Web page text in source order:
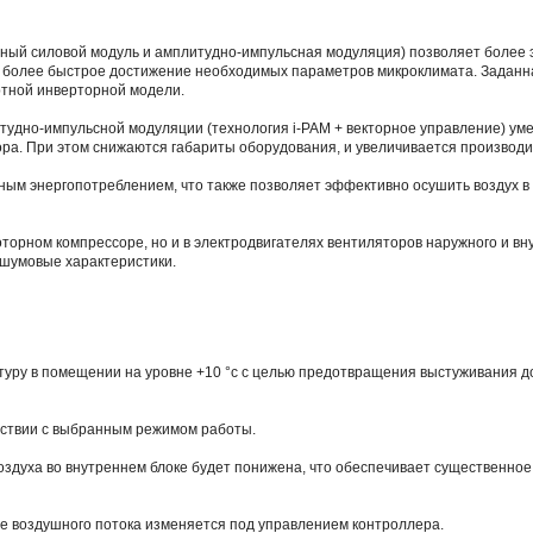
силовой модуль и амплитудно-импульсная модуляция) позволяет
быстрое достижение необходимых параметров микроклимата.
инверторной модели.
импульсной модуляции (технология i-PAM + векторное управление)
При этом снижаются габариты оборудования, и увеличивается
энергопотреблением, что также позволяет эффективно осушить воздух
компрессоре, но и в электродвигателях вентиляторов наружного и
характеристики.
в помещении на уровне +10 °с с целью предотвращения выстуживания
с выбранным режимом работы.
во внутреннем блоке будет понижена, что обеспечивает
потока изменяется под управлением контроллера.